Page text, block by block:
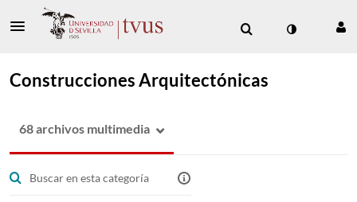
Construcciones Arquitectónicas
68 archivos multimedia